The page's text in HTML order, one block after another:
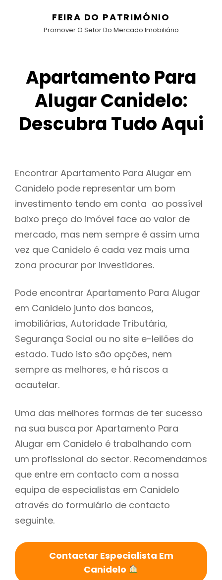
FEIRA DO PATRIMÓNIO
Promover O Setor Do Mercado Imobiliário
Apartamento Para
Alugar Canidelo:
Descubra Tudo Aqui
Encontrar Apartamento Para Alugar em
Canidelo pode representar um bom
investimento tendo em conta ao possível
baixo preço do imóvel face ao valor de
mercado, mas nem sempre é assim uma
vez que Canidelo é cada vez mais uma
zona procurar por investidores.
Pode encontrar Apartamento Para Alugar
em Canidelo junto dos bancos,
imobiliárias, Autoridade Tributária,
Segurança Social ou no site e-leilões do
estado. Tudo isto são opções, nem
sempre as melhores, e há riscos a
acautelar.
Uma das melhores formas de ter sucesso
na sua busca por Apartamento Para
Alugar em Canidelo é trabalhando com
um profissional do sector. Recomendamos
que entre em contacto com a nossa
equipa de especialistas em Canidelo
através do formulário de contacto
seguinte.
Contactar Especialista Em
Canidelo